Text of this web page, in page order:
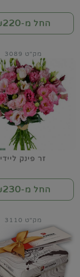
החל מ-₪220
זר פינק ליידי
מק"ט 3089
החל מ-₪230
מק"ט 3110